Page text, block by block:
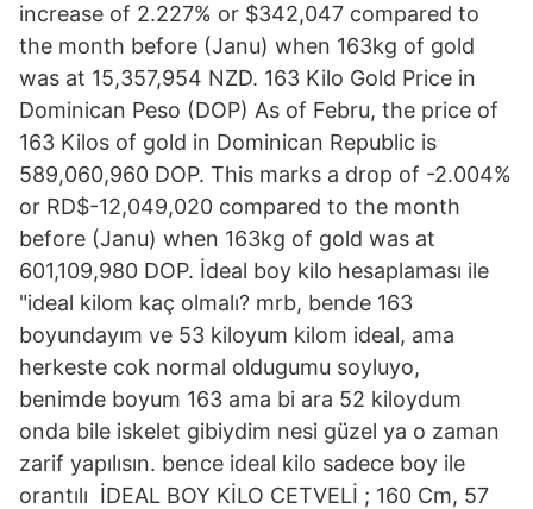
increase of 2.227% or $342,047 compared to
the month before (Janu) when 163kg of gold
was at 15,357,954 NZD. 163 Kilo Gold Price in
Dominican Peso (DOP) As of Febru, the price of
163 Kilos of gold in Dominican Republic is
589,060,960 DOP. This marks a drop of -2.004%
or RD$-12,049,020 compared to the month
before (Janu) when 163kg of gold was at
601,109,980 DOP. İdeal boy kilo hesaplaması ile
"ideal kilom kaç olmalı? mrb, bende 163
boyundayım ve 53 kiloyum kilom ideal, ama
herkeste cok normal oldugumu soyluyo,
benimde boyum 163 ama bi ara 52 kiloydum
onda bile iskelet gibiydim nesi güzel ya o zaman
zarif yapılısın. bence ideal kilo sadece boy ile
orantılı İDEAL BOY KİLO CETVELİ ; 160 Cm, 57